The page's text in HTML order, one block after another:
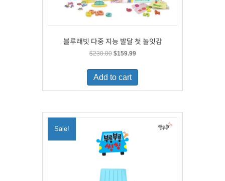
블루래빗 다중 지능 발달 첫 놀잇감
$230.00 Original
was:
$230.00.
$159.99Current
is:
Add to cart
Sale!